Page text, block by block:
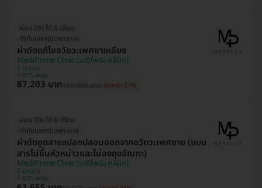
ผ่อน 0% ได้ 6 เดือน
ทำกับแพทย์เฉพาะทาง
ผ่าตัดแก้ไขอวัยวะเพศชายเอียง
MediPrime Clinic (เมดิไพร์ม คลินิก)
ปทุมวัน
BTS สยาม
87,203 บาท109,900 บาท ประหยัด 21%
ผ่อน 0% ได้ 6 เดือน
ทำกับแพทย์เฉพาะทาง
ผ่าตัดขูดสารแปลกปลอมออกจากอวัยวะเพศชาย (แบบ
สารไม่ขึ้นหัวหน่าวและไม่ลงถุงอัณฑะ)
MediPrime Clinic (เมดิไพร์ม คลินิก)
ปทุมวัน
BTS สยาม